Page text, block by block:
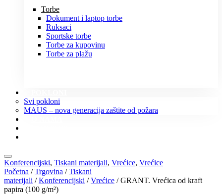
Torbe
Dokument i laptop torbe
Ruksaci
Sportske torbe
Torbe za kupovinu
Torbe za plažu
Svi pokloni
MAUS – nova generacija zaštite od požara
Konferencijski, Tiskani materijali, Vrećice, Vrećice
Početna /Trgovina /Tiskani
materijali /Konferencijski /Vrećice / GRANT. Vrećica od kraft
papira (100 g/m²)